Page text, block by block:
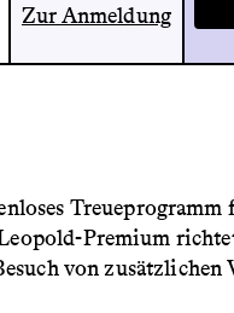
Zur Anmeldung
Treueprogramm
Premium
von zusätzlichen